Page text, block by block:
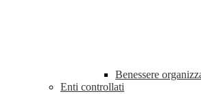
Benessere
Enti controllati